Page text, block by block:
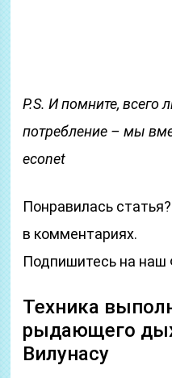
P.S. И помните, всего
потребление – мы
econet
Понравилась
в комментариях.
Подпишитесь на наш
Техника
рыдающего
Вилунасу